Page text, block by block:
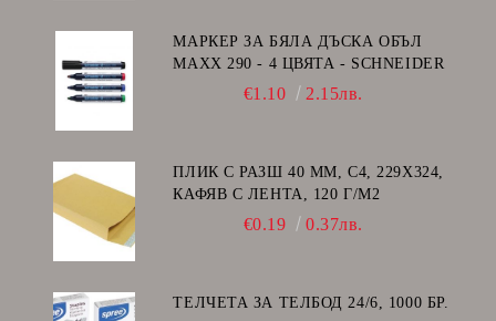
МАРКЕР ЗА БЯЛА ДЪСКА ОБЪЛ
MAXX 290 - 4 ЦВЯТА - SCHNEIDER
€1.10 2.15лв.
ПЛИК С РАЗШ 40 MM, C4, 229Х324,
КАФЯВ С ЛЕНТА, 120 Г/М2
€0.19 0.37лв.
ТЕЛЧЕТА ЗА ТЕЛБОД 24/6, 1000 БР.